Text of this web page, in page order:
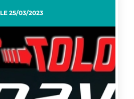
LE 25/03/2023